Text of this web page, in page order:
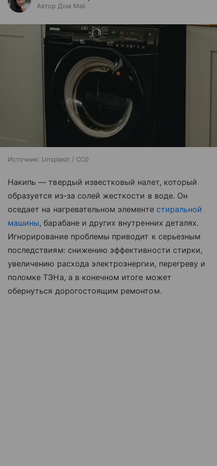
Автор Дом Mail
Источник: Unsplash / CC0
Накипь — твердый известковый налет, который
образуется из-за солей жесткости в воде. Он
оседает на нагревательном элементе стиральной
машины, барабане и других внутренних деталях.
Игнорирование проблемы приводит к серьезным
последствиям: снижению эффективности стирки,
увеличению расхода электроэнергии, перегреву и
поломке ТЭНа, а в конечном итоге может
обернуться дорогостоящим ремонтом.